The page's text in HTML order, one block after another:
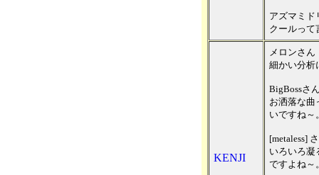
アズマミド
クールって
KENJI
メロンさん
細かい分析
BigBossさ
お洒落な曲
いですね～
[metaless]
いろいろ凝
ですよね～